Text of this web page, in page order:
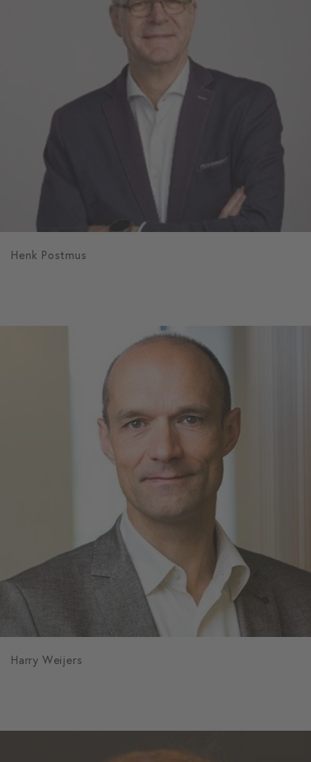
Henk Postmus
Harry Weijers